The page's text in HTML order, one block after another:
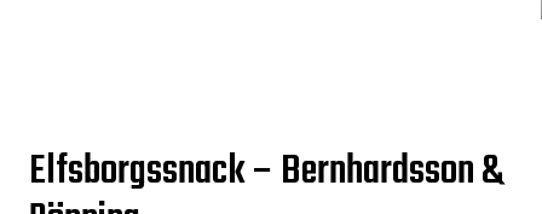
Elfsborgssnack – Bernhardsson &